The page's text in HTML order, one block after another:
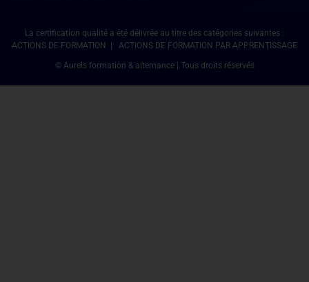
La certification qualité a été délivrée au titre des catégories suivantes :
ACTIONS DE FORMATION | ACTIONS DE FORMATION PAR APPRENTISSAGE
© Aureis formation & alternance | Tous droits réservés